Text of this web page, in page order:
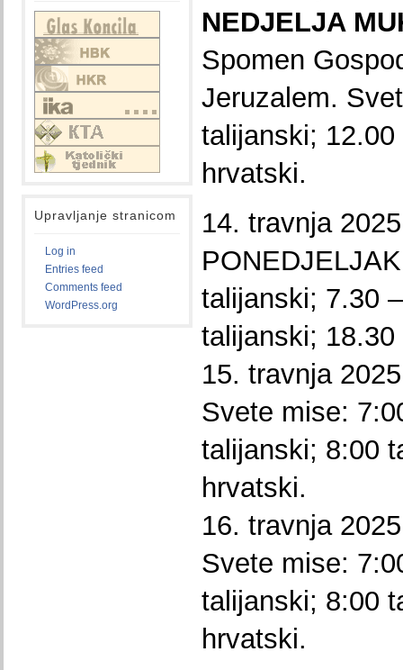
Upravljanje stranicom
Log in
Entries feed
Comments feed
WordPress.org
NEDJELJA
Spomen
Jeruzalem.
talijanski;
hrvatski.
14. travnja
talijanski; 7.30
talijanski;
15. travnja
Svete mise:
talijanski; 8:00
hrvatski.
16. travnja
Svete mise:
talijanski; 8:00
hrvatski.